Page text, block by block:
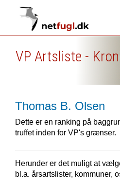
VP Artsliste -
Thomas B. Olsen
Dette er en ranking på
truffet inden for VP's grænser.
Herunder er det muligt at
bl.a. årsartslister, kommuner,